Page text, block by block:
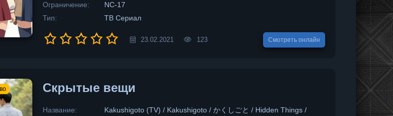
Ограничение:
NC-17
Тип:
ТВ Сериал
23.02.2021 123 Смотреть онлайн
Скрытые вещи
Название:
Kakushigoto (TV) / Kakushigoto / かくしごと / Hidden Things /